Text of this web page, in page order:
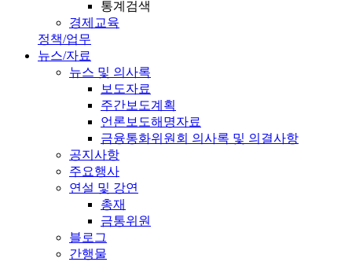
통계검색
경제교육
정책/업무
뉴스/자료
뉴스 및 의사록
보도자료
주간보도계획
언론보도해명자료
금융통화위원회 의사록 및 의결사항
공지사항
주요행사
연설 및 강연
총재
금통위원
블로그
간행물